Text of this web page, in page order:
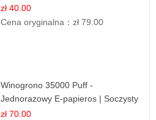
Owocowy Smak
zł 40.00
Cena oryginalna：zł 79.00
Winogrono 35000 Puff -
Jednorazowy E-papieros | Soczysty
Smak Winogron
zł 70.00